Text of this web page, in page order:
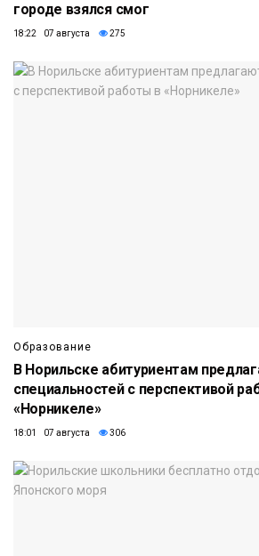
городе взялся смог
18:22 07 августа 275
Образование
В Норильске абитуриентам
специальностей с перспективой
«Норникеле»
18:01 07 августа 306